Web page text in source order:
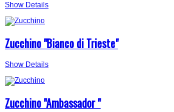
Show Details
Zucchino "Bianco di Trieste"
Show Details
Zucchino "Ambassador "